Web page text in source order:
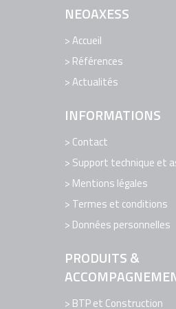
EDITION DE LOGICIELS
RÉFÉRENCES
SUPPORT TECHNIQUE ET
NEOAXESS
Accueil
Références
Actualités
INFORMATIONS
Contact
Support technique et
Mentions légales
Termes et conditions
Données personnelles
PRODUITS &
BTP et Construction